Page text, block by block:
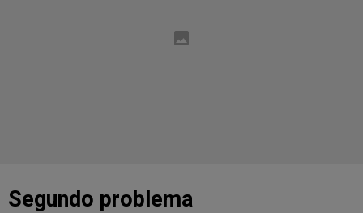
Segundo problema